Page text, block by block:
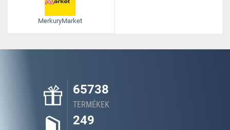
MerkuryMarket
65738
TERMÉKEK
249